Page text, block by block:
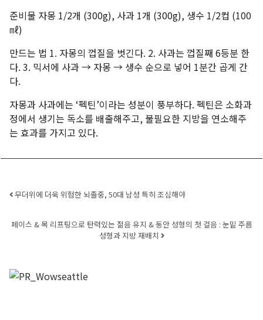
준비물 자몽 1/2개 (300g), 사과 1개 (300g), 생수 1/2컵 (100
㎖)
만드는 법 1. 자몽의 껍질을 벗긴다. 2. 사과는 껍질째 6등분 한
다. 3. 믹서에 사과 → 자몽 → 생수 순으로 넣어 1분간 곱게 간
다.
자몽과 사과에는 ‘펙틴’이라는 성분이 풍부하다. 펙틴은 소화과
정에서 생기는 독소를 배출해주고, 불필요한 지방을 연소해주
는 효과를 가지고 있다.
Post navigation
무더위에 더욱 위험한 뇌졸중, 50대 남성 특히 조심해야
페이스 & 목 리프팅으로 탄력있는 젊음 유지 & 동안 성형의 첫 걸음 : 눈밑 주름
성형과 지방 재배치